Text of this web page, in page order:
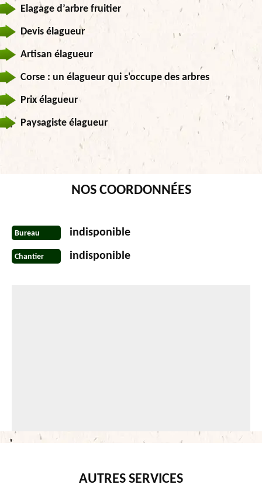
Elagage d’arbre fruitier
Devis élagueur
Artisan élagueur
Corse : un élagueur qui s'occupe des arbres
Prix élagueur
Paysagiste élagueur
NOS COORDONNÉES
Bureau indisponible
Chantier indisponible
AUTRES SERVICES